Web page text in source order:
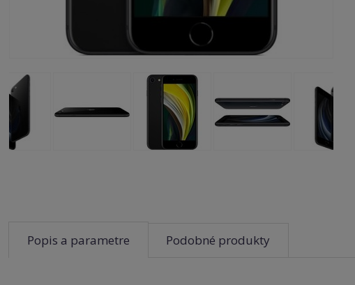
Popis a parametre Podobné produkty